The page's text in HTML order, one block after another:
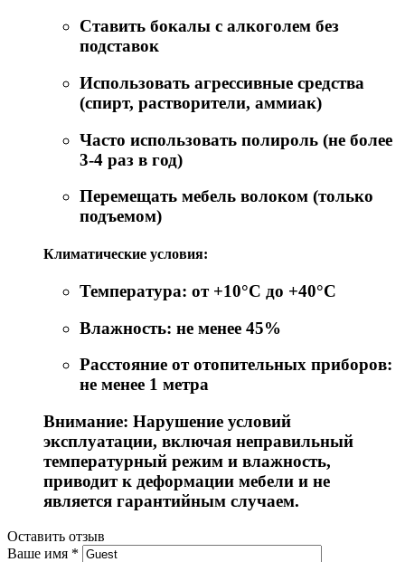
Ставить бокалы с алкоголем без
подставок
Использовать агрессивные средства
(спирт, растворители, аммиак)
Часто использовать полироль (не более
3-4 раз в год)
Перемещать мебель волоком (только
подъемом)
Климатические условия:
Температура: от +10°C до +40°C
Влажность: не менее 45%
Расстояние от отопительных приборов:
не менее 1 метра
Внимание: Нарушение условий
эксплуатации, включая неправильный
температурный режим и влажность,
приводит к деформации мебели и не
является гарантийным случаем.
Оставить отзыв
Ваше имя *